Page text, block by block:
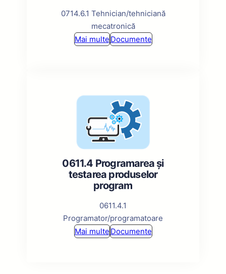
0714.6.1 Tehnician/tehniciană
mecatronică
Mai multe Documente
0611.4 Programarea și
testarea produselor
program
0611.4.1
Programator/programatoare
Mai multe Documente